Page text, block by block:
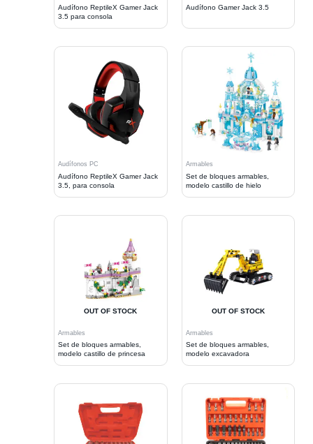
Audífono ReptileX Gamer Jack
3.5 para consola
Audífono Gamer Jack 3.5
Audífonos PC
Audífono ReptileX Gamer Jack
3.5, para consola
Armables
Set de bloques armables,
modelo castillo de hielo
OUT OF STOCK
Armables
Set de bloques armables,
modelo castillo de princesa
OUT OF STOCK
Armables
Set de bloques armables,
modelo excavadora